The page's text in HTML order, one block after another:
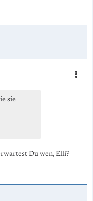
sie
Du wen, Elli?